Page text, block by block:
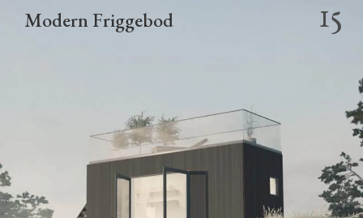
Modern Friggebod 15